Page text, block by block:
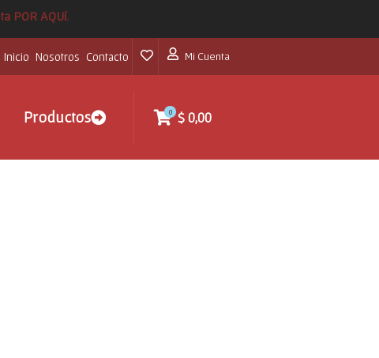
POR AQUí.
Inicio Nosotros Contacto Mi Cuenta
Productos $ 0,00
0